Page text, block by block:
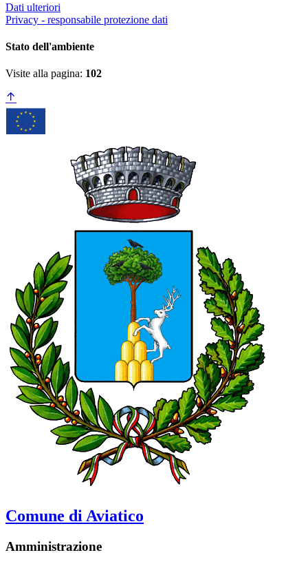
Dati ulteriori
Privacy - responsabile protezione dati
Stato dell'ambiente
Visite alla pagina: 102
Comune di Aviatico
Amministrazione